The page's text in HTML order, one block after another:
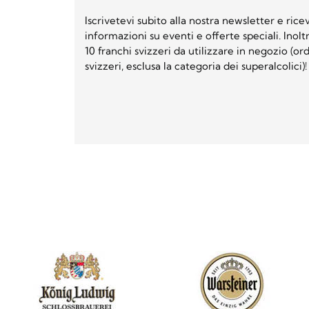
Iscrivetevi subito alla nostra newsletter e
informazioni su eventi e offerte speciali.
10 franchi svizzeri da utilizzare in negozio
svizzeri, esclusa la categoria dei superalcolici)!